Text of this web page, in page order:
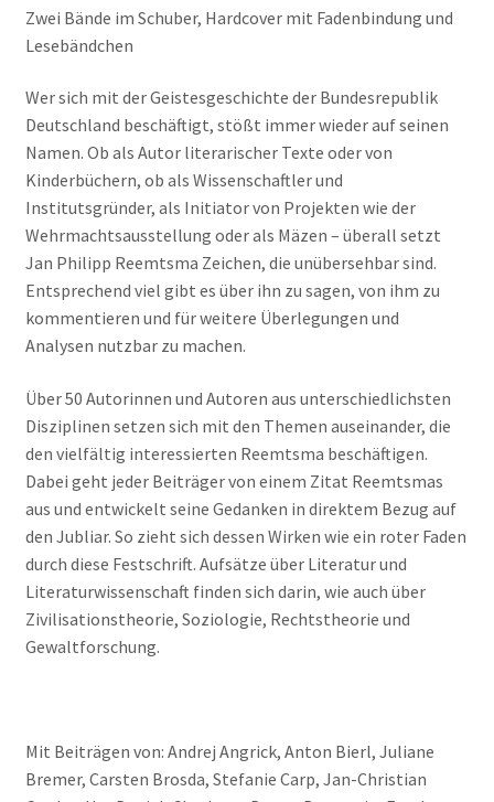
Festschrift
für
Philipp
Reemtsma
Menge
Zwei Bände im Schuber, Hardcover mit Fadenbindung und
Lesebändchen
Wer sich mit der Geistesgeschichte der Bundesrepublik
Deutschland beschäftigt, stößt immer wieder auf seinen
Namen. Ob als Autor literarischer Texte oder von
Kinderbüchern, ob als Wissenschaftler und
Institutsgründer, als Initiator von Projekten wie der
Wehrmachtsausstellung oder als Mäzen – überall setzt
Jan Philipp Reemtsma Zeichen, die unübersehbar sind.
Entsprechend viel gibt es über ihn zu sagen, von ihm zu
kommentieren und für weitere Überlegungen und
Analysen nutzbar zu machen.
Über 50 Autorinnen und Autoren aus unterschiedlichsten
Disziplinen setzen sich mit den Themen auseinander, die
den vielfältig interessierten Reemtsma beschäftigen.
Dabei geht jeder Beiträger von einem Zitat Reemtsmas
aus und entwickelt seine Gedanken in direktem Bezug auf
den Jubliar. So zieht sich dessen Wirken wie ein roter Faden
durch diese Festschrift. Aufsätze über Literatur und
Literaturwissenschaft finden sich darin, wie auch über
Zivilisationstheorie, Soziologie, Rechtstheorie und
Gewaltforschung.
Mit Beiträgen von: Andrej Angrick, Anton Bierl, Juliane
Bremer, Carsten Brosda, Stefanie Carp, Jan-Christian